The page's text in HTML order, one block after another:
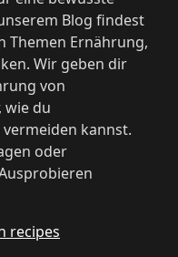
Blog findest
Themen Ernährung,
Wir geben dir
von
wie du
kannst.
oder
recipes